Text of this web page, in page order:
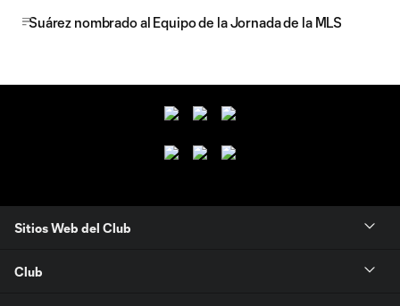
Suárez nombrado al Equipo de la Jornada de la MLS
Sitios Web del Club
Club